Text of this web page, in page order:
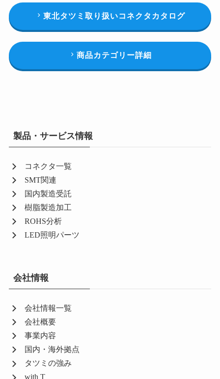
東北タツミ取り扱いコネクタカタログ
商品カテゴリー詳細
製品・サービス情報
コネクタ一覧
SMT関連
国内製造受託
樹脂製造加工
ROHS分析
LED照明パーツ
会社情報
会社情報一覧
会社概要
事業内容
国内・海外拠点
タツミの強み
with T